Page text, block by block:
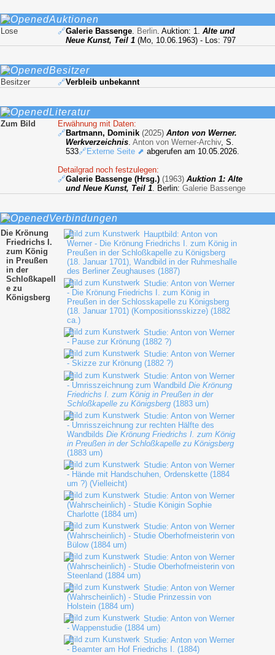
Auktionen
Lose 🔗Galerie Bassenge. Berlin. Auktion: 1.Alte und
Neue Kunst, Teil 1 (Mo, 10.06.1963) - Los: 797
Besitzer
Besitzer 🔗Verbleib unbekannt
Literatur
Zum Bild
Erwähnung mit Daten:
🔗Bartmann, Dominik (2025) Anton von Werner.
Werkverzeichnis.Anton von Werner-Archiv, S.
533🔗Externe Seite ⬈ abgerufen am 10.05.2026.
Detailgrad noch festzulegen:
🔗Galerie Bassenge (Hrsg.) (1963) Auktion 1: Alte
und Neue Kunst, Teil 1. Berlin:Galerie Bassenge
Verbindungen
Die Krönung
Friedrichs I.
zum König
in Preußen
in der
Schloßkapell
e zu
Königsberg
Hauptbild: Anton von
Werner - Die Krönung Friedrichs I. zum König in
Preußen in der Schloßkapelle zu Königsberg
(18. Januar 1701), Wandbild in der Ruhmeshalle
des Berliner Zeughauses (1887)
Studie: Anton von Werner
- Die Krönung Friedrichs I. zum König in
Preußen in der Schlosskapelle zu Königsberg
(18. Januar 1701) (Kompositionsskizze) (1882
ca.)
Studie: Anton von Werner
- Pause zur Krönung (1882 ?)
Studie: Anton von Werner
- Skizze zur Krönung (1882 ?)
Studie: Anton von Werner
- Umrisszeichnung zum Wandbild Die Krönung
Friedrichs I. zum König in Preußen in der
Schloßkapelle zu Königsberg (1883 um)
Studie: Anton von Werner
- Umrisszeichnung zur rechten Hälfte des
Wandbilds Die Krönung Friedrichs I. zum König
in Preußen in der Schloßkapelle zu Königsberg
(1883 um)
Studie: Anton von Werner
- Hände mit Handschuhen, Ordenskette (1884
um ?) (Vielleicht)
Studie: Anton von Werner
(Wahrscheinlich) - Studie Königin Sophie
Charlotte (1884 um)
Studie: Anton von Werner
(Wahrscheinlich) - Studie Oberhofmeisterin von
Bülow (1884 um)
Studie: Anton von Werner
(Wahrscheinlich) - Studie Oberhofmeisterin von
Steenland (1884 um)
Studie: Anton von Werner
(Wahrscheinlich) - Studie Prinzessin von
Holstein (1884 um)
Studie: Anton von Werner
- Wappenstudie (1884 um)
Studie: Anton von Werner
- Beamter am Hof Friedrichs I. (1884)